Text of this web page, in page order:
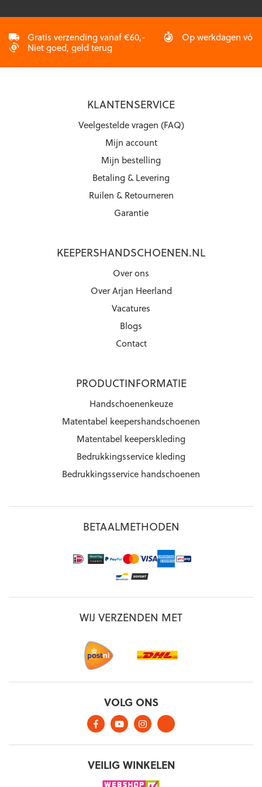
Gratis verzending vanaf €60,-
Op werkdagen
Niet goed, geld terug
KLANTENSERVICE
Veelgestelde vragen (FAQ)
Mijn account
Mijn bestelling
Betaling & Levering
Ruilen & Retourneren
Garantie
KEEPERSHANDSCHOENEN.NL
Over ons
Over Arjan Heerland
Vacatures
Blogs
Contact
PRODUCTINFORMATIE
Handschoenenkeuze
Matentabel keepershandschoenen
Matentabel keeperskleding
Bedrukkingsservice kleding
Bedrukkingsservice handschoenen
BETAALMETHODEN
WIJ VERZENDEN MET